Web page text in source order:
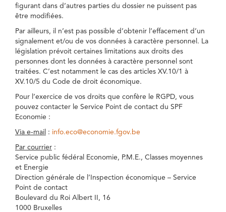
figurant dans d’autres parties du dossier ne puissent pas
être modifiées.
Par ailleurs, il n’est pas possible d’obtenir l’effacement d’un
signalement et/ou de vos données à caractère personnel. La
législation prévoit certaines limitations aux droits des
personnes dont les données à caractère personnel sont
traitées. C’est notamment le cas des articles XV.10/1 à
XV.10/5 du Code de droit économique.
Pour l’exercice de vos droits que confère le RGPD, vous
pouvez contacter le Service Point de contact du SPF
Economie :
Via e-mail : info.eco@economie.fgov.be
Par courrier :
Service public fédéral Economie, P.M.E., Classes moyennes
et Energie
Direction générale de l’Inspection économique – Service
Point de contact
Boulevard du Roi Albert II, 16
1000 Bruxelles